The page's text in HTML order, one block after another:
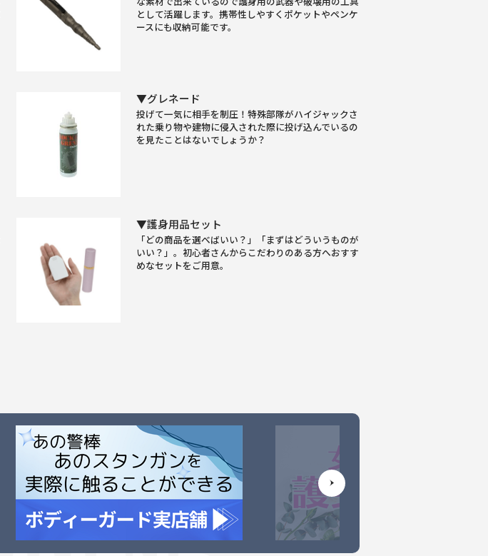
として活躍します。携帯性しやすくポケットやペンケ
ースにも収納可能です。
▼グレネード
投げて一気に相手を制圧！特殊部隊がハイジャックさ
れた乗り物や建物に侵入された際に投げ込んでいるの
を見たことはないでしょうか？
▼護身用品セット
「どの商品を選べばいい？」「まずはどういうものが
いい？」。初心者さんからこだわりのある方へおすす
めなセットをご用意。
Previous